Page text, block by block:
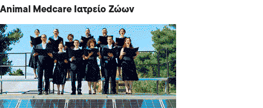
Animal Medcare Ιατρείο Ζώων